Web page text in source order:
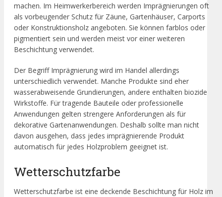
machen. Im Heimwerkerbereich werden Imprägnierungen oft
als vorbeugender Schutz für Zäune, Gartenhäuser, Carports
oder Konstruktionsholz angeboten. Sie können farblos oder
pigmentiert sein und werden meist vor einer weiteren
Beschichtung verwendet.
Der Begriff Imprägnierung wird im Handel allerdings
unterschiedlich verwendet. Manche Produkte sind eher
wasserabweisende Grundierungen, andere enthalten biozide
Wirkstoffe. Für tragende Bauteile oder professionelle
Anwendungen gelten strengere Anforderungen als für
dekorative Gartenanwendungen. Deshalb sollte man nicht
davon ausgehen, dass jedes imprägnierende Produkt
automatisch für jedes Holzproblem geeignet ist.
Wetterschutzfarbe
Wetterschutzfarbe ist eine deckende Beschichtung für Holz im